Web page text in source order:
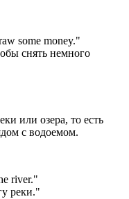
some money."
снять немного
или озера, то есть
с водоемом.
river."
реки."